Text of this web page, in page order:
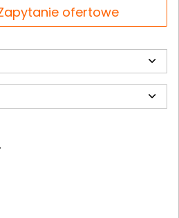
ofertowe